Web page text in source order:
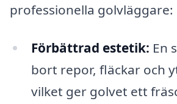
professionella golvläggare:
Förbättrad estetik: En
bort repor, fläckar och
vilket ger golvet ett